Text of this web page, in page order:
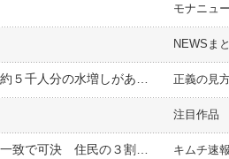
モナニュ
NEWSま
正義の見
注目作品
キムチ速報